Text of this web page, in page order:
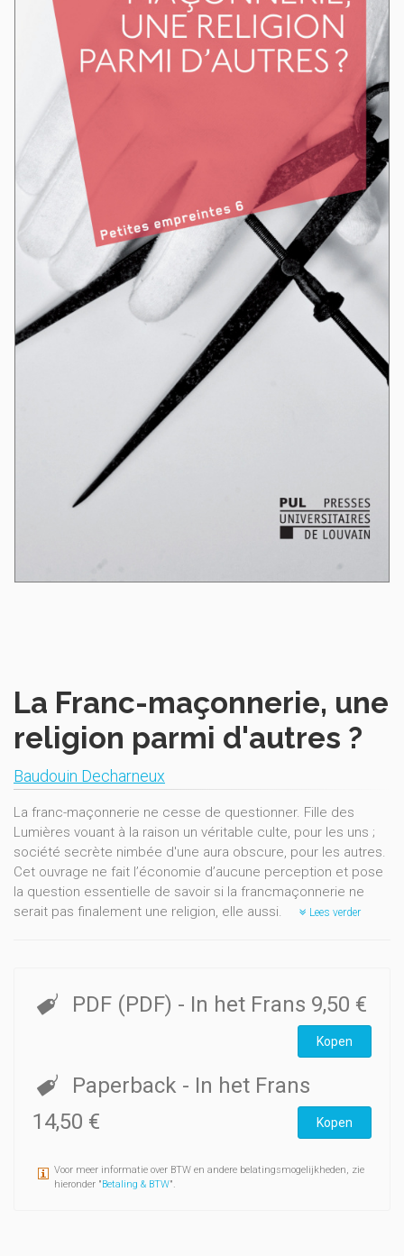
La Franc-maçonnerie, une
religion parmi d'autres ?
Baudouin Decharneux
La franc-maçonnerie ne cesse de questionner. Fille des
Lumières vouant à la raison un véritable culte, pour les uns ;
société secrète nimbée d'une aura obscure, pour les autres.
Cet ouvrage ne fait l’économie d’aucune perception et pose
la question essentielle de savoir si la francmaçonnerie ne
serait pas finalement une religion, elle aussi.
Lees verder
PDF (PDF) - In het Frans 9,50 €
Kopen
Paperback - In het Frans
14,50 €
Kopen
Voor meer informatie over BTW en andere belatingsmogelijkheden, zie
hieronder "Betaling & BTW".